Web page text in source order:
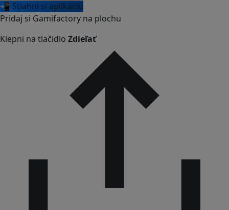
📲 Stiahni si aplikáciu
Pridaj si Gamifactory na plochu
Klepni na tlačidlo Zdieľať